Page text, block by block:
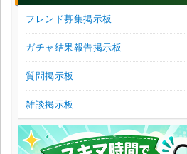
フレンド募集掲示板
ガチャ結果報告掲示板
質問掲示板
雑談掲示板